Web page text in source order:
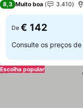
8,3 Muito boa 3.410
De € 142
Consulte os preços de
Escolha popular